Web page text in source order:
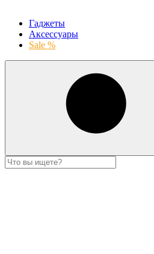
Гаджеты
Аксессуары
Sale %